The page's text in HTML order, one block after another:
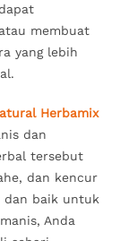
membuat
yang lebih
Herbamix
dan
tersebut
dan kencur
dan baik untuk
Anda